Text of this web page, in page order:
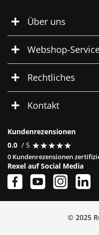
Über uns
Webshop-
Rechtliches
Kontakt
Kundenrezensionen
0.0 / 5 ★★★★★
★★★★★
0 Kundenrezensionen
Rexel auf Social Media
© 2025